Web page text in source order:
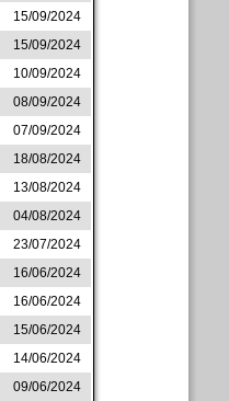
15/09/2024
15/09/2024
10/09/2024
08/09/2024
07/09/2024
18/08/2024
13/08/2024
04/08/2024
23/07/2024
16/06/2024
16/06/2024
15/06/2024
14/06/2024
09/06/2024